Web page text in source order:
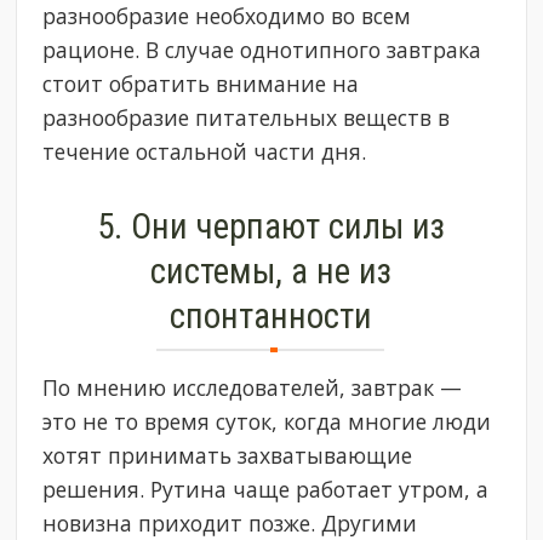
разнообразие необходимо во всем
рационе. В случае однотипного завтрака
стоит обратить внимание на
разнообразие питательных веществ в
течение остальной части дня.
5. Они черпают силы из
системы, а не из
спонтанности
По мнению исследователей, завтрак —
это не то время суток, когда многие люди
хотят принимать захватывающие
решения. Рутина чаще работает утром, а
новизна приходит позже. Другими